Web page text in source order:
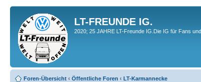
LT-FREUNDE IG.
2020; 25 JAHRE LT-Freunde IG.Die IG für Fans
Foren-Übersicht ‹ Öffentliche Foren ‹ LT-Karmannecke